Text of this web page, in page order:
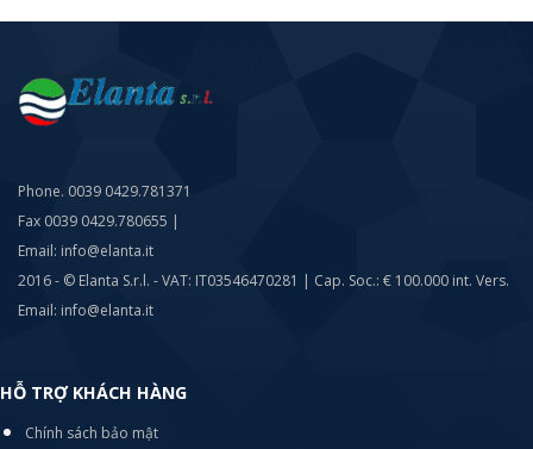
Phone. 0039 0429.781371
Fax 0039 0429.780655 |
Email: info@elanta.it
2016 - © Elanta S.r.l. - VAT: IT03546470281 | Cap. Soc.: € 100.000 int. Vers.
Email: info@elanta.it
HỖ TRỢ KHÁCH HÀNG
Chính sách bảo mật